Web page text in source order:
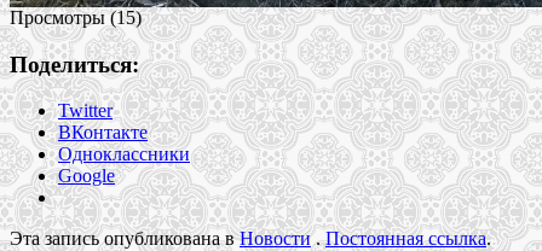
Просмотры (15)
Поделиться:
Twitter
ВКонтакте
Одноклассники
Google
Эта запись опубликована вНовости.Постоянная ссылка.